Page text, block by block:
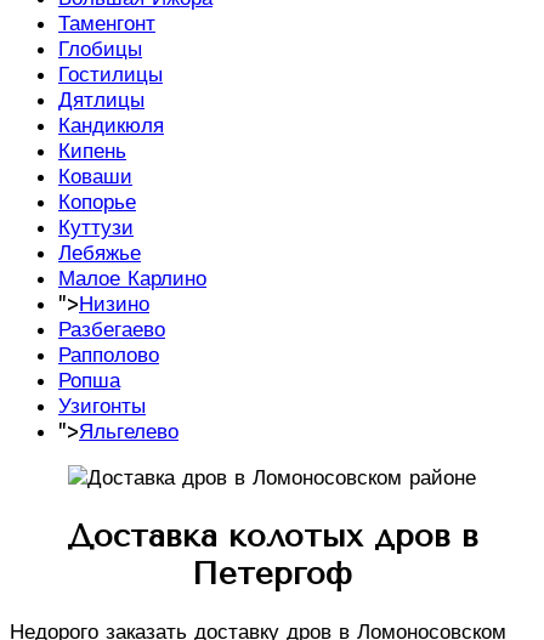
Таменгонт
Глобицы
Гостилицы
Дятлицы
Кандикюля
Кипень
Коваши
Копорье
Куттузи
Лебяжье
Малое Карлино
">Низино
Разбегаево
Рапполово
Ропша
Узигонты
">Яльгелево
Доставка колотых дров в
Петергоф
Недорого заказать доставку дров в Ломоносовском